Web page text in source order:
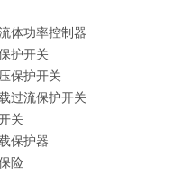
体功率控制器
护开关
保护开关
过流保护开关
关
保护器
险